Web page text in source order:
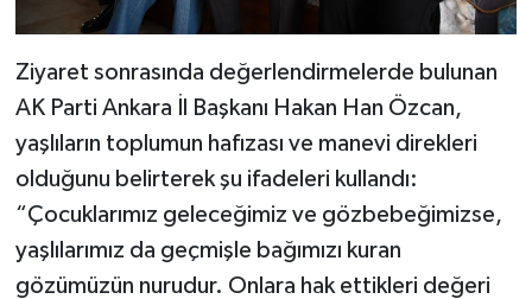
Ziyaret sonrasında değerlendirmelerde bulunan
AK Parti Ankara İl Başkanı Hakan Han Özcan,
yaşlıların toplumun hafızası ve manevi direkleri
olduğunu belirterek şu ifadeleri kullandı:
“Çocuklarımız geleceğimiz ve gözbebeğimizse,
yaşlılarımız da geçmişle bağımızı kuran
gözümüzün nurudur. Onlara hak ettikleri değeri